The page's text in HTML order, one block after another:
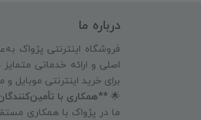
درباره ما
فروشگاه اینترنتی پژواک
اصلی و ارائه خدماتی
برای خرید اینترنتی
🌟 **همکاری با
ما در پژواک با همکاری